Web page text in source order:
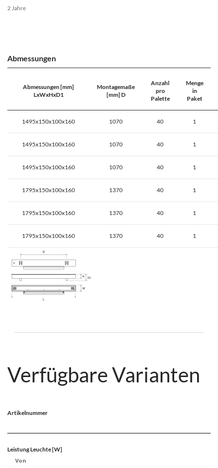
2 Jahre
Abmessungen
Abmessungen [mm]
LxWxHxD1
Montagemaße
[mm] D
Anzahl
pro
Palette
Menge
in
Paket
1495x150x100x160 1070 40 1
1495x150x100x160 1070 40 1
1495x150x100x160 1070 40 1
1795x150x100x160 1370 40 1
1795x150x100x160 1370 40 1
1795x150x100x160 1370 40 1
Verfügbare Varianten
Artikelnummer
Leistung Leuchte [W]